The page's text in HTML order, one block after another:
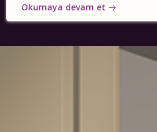
Okumaya devam et